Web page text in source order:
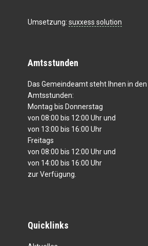
Umsetzung: suxxess solution
Amtsstunden
Das Gemeindeamt steht Ihnen in den
Amtsstunden:
Montag bis Donnerstag
von 08:00 bis 12:00 Uhr und
von 13:00 bis 16:00 Uhr
Freitags
von 08:00 bis 12:00 Uhr und
von 14:00 bis 16:00 Uhr
zur Verfügung.
Quicklinks